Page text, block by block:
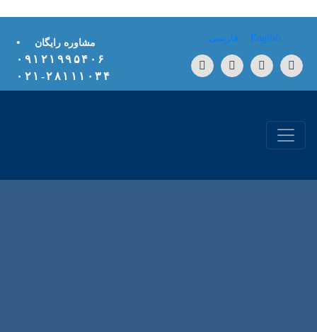
English فارسی مشاوره رایگان
•
۰۹۱۲۱۹۹۵۴۰۶
۲۸۱۱۱۰۳۴-۰۲۱